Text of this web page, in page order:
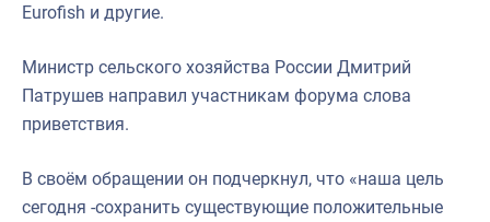
Eurofish и другие.
Министр сельского хозяйства России Дмитрий
Патрушев направил участникам форума слова
приветствия.
В своём обращении он подчеркнул, что «наша цель
сегодня -сохранить существующие положительные